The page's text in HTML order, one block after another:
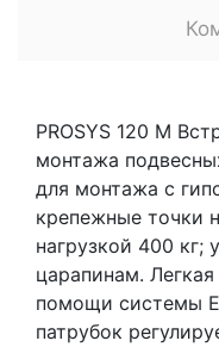
PROSYS 120 M
монтажа
для монтажа с
крепежные точки
нагрузкой 400 кг;
царапинам.
помощи системы
патрубок